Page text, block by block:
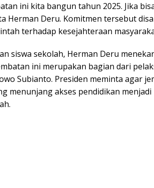
ini kita bangun tahun 2025. Jika
Herman Deru. Komitmen tersebut
terhadap kesejahteraan
siswa sekolah, Herman Deru
ini merupakan bagian dari
Subianto. Presiden meminta agar
menunjang akses pendidikan